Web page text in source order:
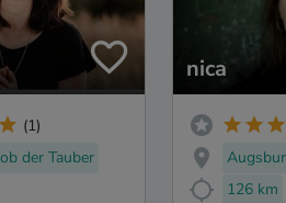
(1)
der Tauber
nica
126 km